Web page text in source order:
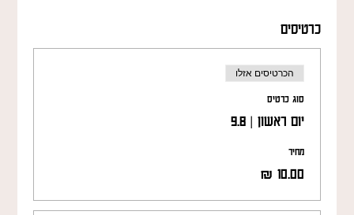
כרטיסים
הכרטיסים אזלו
סוג כרטיס
יום ראשון | 9.8
מחיר